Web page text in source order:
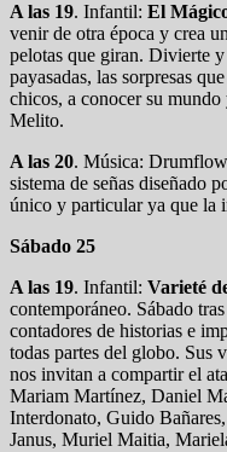
A las 19. Infantil: El
venir de otra época y crea
pelotas que giran. Divierte
payasadas, las sorpresas
chicos, a conocer su
Melito.
A las 20. Música:
sistema de señas diseñado
único y particular ya que la
Sábado 25
A las 19. Infantil: Varieté
contemporáneo. Sábado
contadores de historias e
todas partes del globo. Sus
nos invitan a compartir el
Mariam Martínez, Daniel
Interdonato, Guido
Janus, Muriel Maitia,